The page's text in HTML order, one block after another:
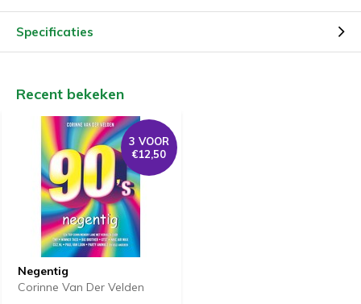
Specificaties
Recent bekeken
3 VOOR
€12,50
Negentig
Corinne Van Der Velden